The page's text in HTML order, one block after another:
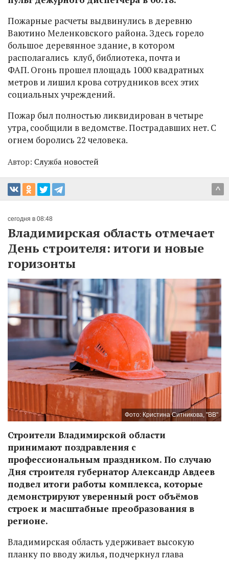
Пожарные расчеты выдвинулись в деревню
Ваютино Меленковского района. Здесь горело
большое деревянное здание, в котором
располагались клуб, библиотека, почта и
ФАП. Огонь прошел площадь 1000 квадратных
метров и лишил крова сотрудников всех этих
социальных учреждений.
Пожар был полностью ликвидирован в четыре
утра, сообщили в ведомстве. Пострадавших нет. С
огнем боролись 22 человека.
Автор: Служба новостей
^
сегодня в 08:48
Владимирская область отмечает
День строителя: итоги и новые
горизонты
Фото: Кристина Ситникова, "ВВ"
Строители Владимирской области
принимают поздравления с
профессиональным праздником. По случаю
Дня строителя губернатор Александр Авдеев
подвел итоги работы комплекса, которые
демонстрируют уверенный рост объёмов
строек и масштабные преобразования в
регионе.
Владимирская область удерживает высокую
планку по вводу жилья, подчеркнул глава